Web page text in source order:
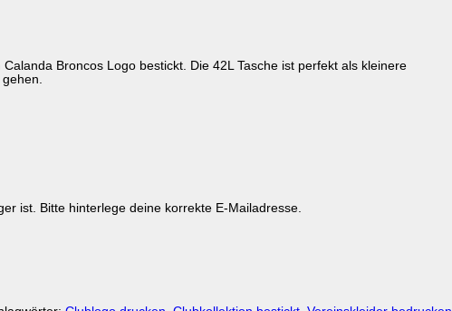
Broncos Logo bestickt. Die 42L Tasche ist perfekt als kleinere
ist. Bitte hinterlege deine korrekte E-Mailadresse.